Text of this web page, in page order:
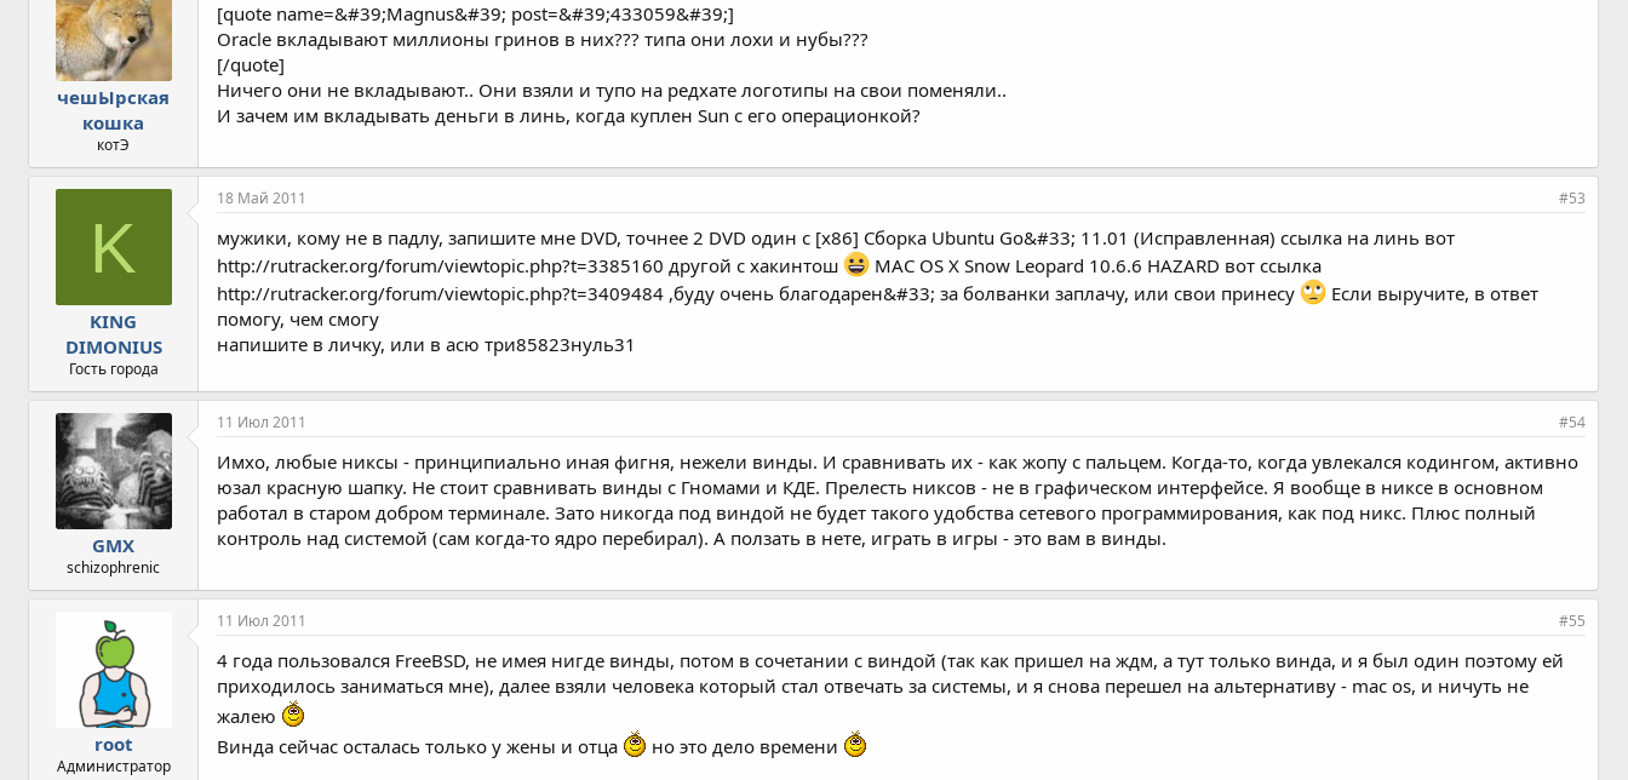
чешЫрская
кошка
котЭ
[quote name=&#39;Magnus&#39; post=&#39;433059&#39;]
Oracle вкладывают миллионы гринов в них??? типа они лохи и нубы???
[/quote]
Ничего они не вкладывают.. Они взяли и тупо на редхате логотипы на свои поменяли..
И зачем им вкладывать деньги в линь, когда куплен Sun с его операционкой?
K
KING
DIMONIUS
Гость города
18 Май 2011 #53
мужики, кому не в падлу, запишите мне DVD, точнее 2 DVD один с [x86] Сборка Ubuntu Go&#33; 11.01 (Исправленная) ссылка на линь вот
http://rutracker.org/forum/viewtopic.php?t=3385160 другой с хакинтош
MAC OS X Snow Leopard 10.6.6 HAZARD вот ссылка
http://rutracker.org/forum/viewtopic.php?t=3409484 ,буду очень благодарен&#33; за болванки заплачу, или свои принесу
Если выручите, в ответ
помогу, чем смогу
напишите в личку, или в асю три85823нуль31
GMX
schizophrenic
11 Июл 2011 #54
Имхо, любые никсы - принципиально иная фигня, нежели винды. И сравнивать их - как жопу с пальцем. Когда-то, когда увлекался кодингом, активно
юзал красную шапку. Не стоит сравнивать винды с Гномами и КДЕ. Прелесть никсов - не в графическом интерфейсе. Я вообще в никсе в основном
работал в старом добром терминале. Зато никогда под виндой не будет такого удобства сетевого программирования, как под никс. Плюс полный
контроль над системой (сам когда-то ядро перебирал). А ползать в нете, играть в игры - это вам в винды.
root
Администратор
11 Июл 2011 #55
4 года пользовался FreeBSD, не имея нигде винды, потом в сочетании с виндой (так как пришел на ждм, а тут только винда, и я был один поэтому ей
приходилось заниматься мне), далее взяли человека который стал отвечать за системы, и я снова перешел на альтернативу - mac os, и ничуть не
жалею
Винда сейчас осталась только у жены и отца
но это дело времени